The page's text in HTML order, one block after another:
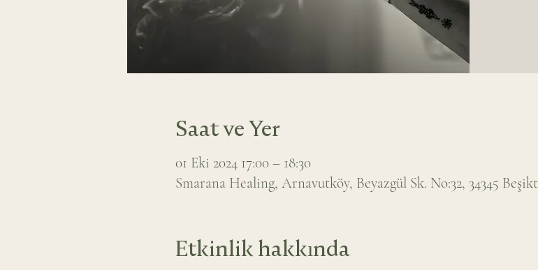
Saat ve Yer
01 Eki 2024 17:00 – 18:30
Smarana Healing, Arnavutköy, Beyazgül Sk. No:32, 34345
Etkinlik hakkında